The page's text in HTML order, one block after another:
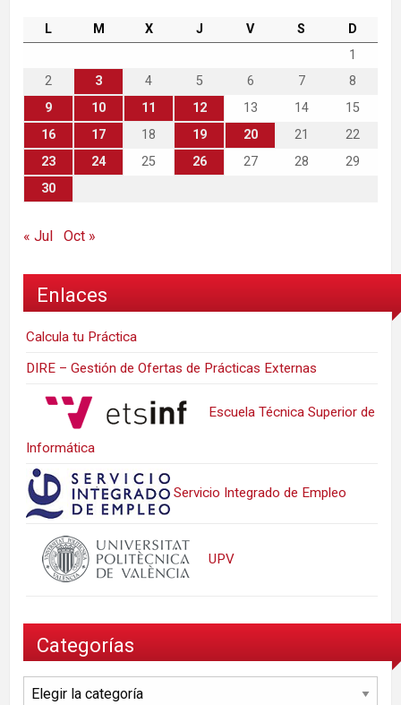
L M X J V S
D
1
2
3 4 5 6 7
8
9
10 11 12 13 14
15
16
17 18 19 20 21
22
23
24 25 26 27 28
29
30
« Jul Oct »
Enlaces
Calcula tu Práctica
DIRE – Gestión de Ofertas de Prácticas Externas
Escuela Técnica Superior de
Informática
Servicio Integrado de Empleo
UPV
Categorías
Categorías